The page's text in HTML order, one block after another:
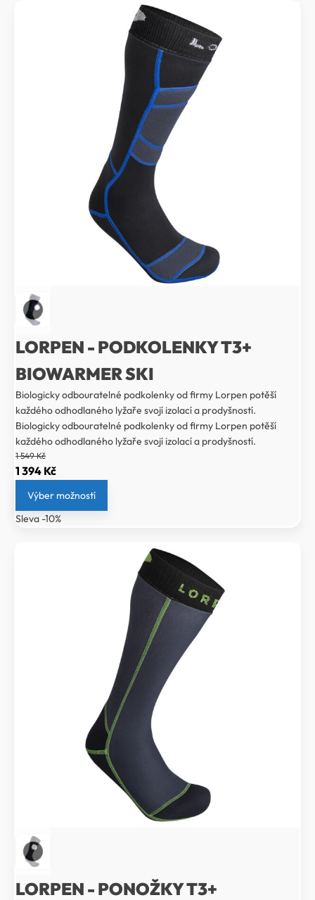
LORPEN - PODKOLENKY T3+
BIOWARMER SKI
Biologicky odbouratelné podkolenky od firmy Lorpen potěší
každého odhodlaného lyžaře svojí izolací a prodyšností.
Biologicky odbouratelné podkolenky od firmy Lorpen potěší
každého odhodlaného lyžaře svojí izolací a prodyšností.
1 549Kč
Původní
cena
byla:
1
1 394 KčAktuální
cena
1
Výber možností
Sleva -10%
LORPEN - PONOŽKY T3+